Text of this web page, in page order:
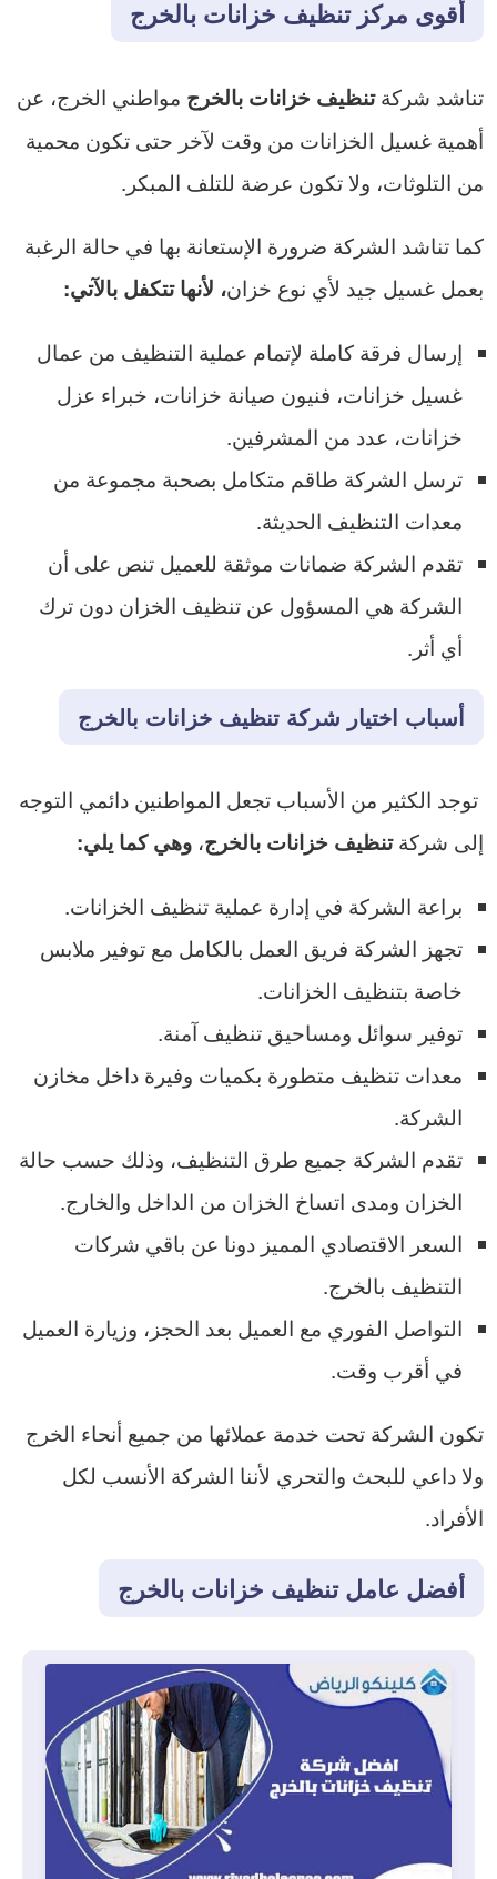
أقوى مركز تنظيف خزانات بالخرج
تناشد شركةتنظيف خزانات بالخرج مواطني الخرج، عن
أهمية غسيل الخزانات من وقت لآخر حتى تكون محمية
من التلوثات، ولا تكون عرضة للتلف المبكر.
كما تناشد الشركة ضرورة الإستعانة بها في حالة الرغبة
بعمل غسيل جيد لأي نوع خزان، لأنها تتكفل بالآتي:
إرسال فرقة كاملة لإتمام عملية التنظيف من عمال
غسيل خزانات، فنيون صيانة خزانات، خبراء عزل
خزانات، عدد من المشرفين.
ترسل الشركة طاقم متكامل بصحبة مجموعة من
معدات التنظيف الحديثة.
تقدم الشركة ضمانات موثقة للعميل تنص على أن
الشركة هي المسؤول عن تنظيف الخزان دون ترك
أي أثر.
أسباب اختيار شركة تنظيف خزانات بالخرج
توجد الكثير من الأسباب تجعل المواطنين دائمي التوجه
إلى شركةتنظيف خزانات بالخرج، وهي كما يلي:
براعة الشركة في إدارة عملية تنظيف الخزانات.
تجهز الشركة فريق العمل بالكامل مع توفير ملابس
خاصة بتنظيف الخزانات.
توفير سوائل ومساحيق تنظيف آمنة.
معدات تنظيف متطورة بكميات وفيرة داخل مخازن
الشركة.
تقدم الشركة جميع طرق التنظيف، وذلك حسب حالة
الخزان ومدى اتساخ الخزان من الداخل والخارج.
السعر الاقتصادي المميز دونا عن باقي شركات
التنظيف بالخرج.
التواصل الفوري مع العميل بعد الحجز، وزيارة العميل
في أقرب وقت.
تكون الشركة تحت خدمة عملائها من جميع أنحاء الخرج
ولا داعي للبحث والتحري لأننا الشركة الأنسب لكل
الأفراد.
أفضل عامل تنظيف خزانات بالخرج